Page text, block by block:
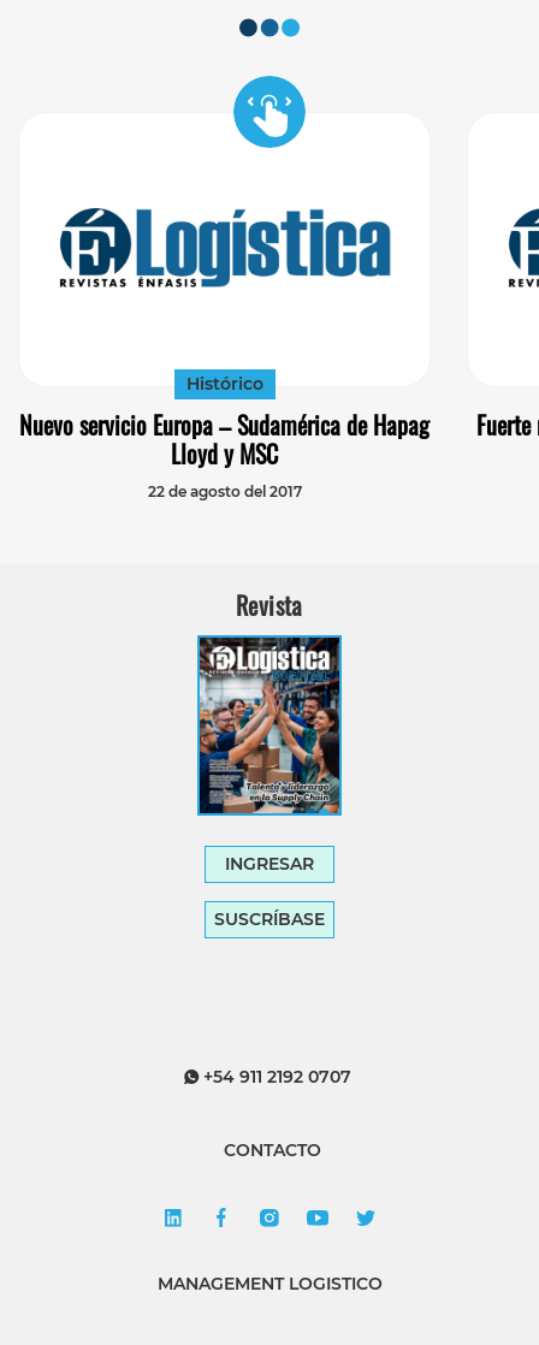
Histórico
Nuevo servicio Europa – Sudamérica de Hapag
Lloyd y MSC
22 de agosto del 2017
Revista
INGRESAR
SUSCRÍBASE
+54 911 2192 0707
CONTACTO
MANAGEMENT LOGISTICO